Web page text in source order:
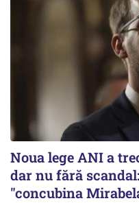
Noua lege ANI a
dar nu fără
"concubina